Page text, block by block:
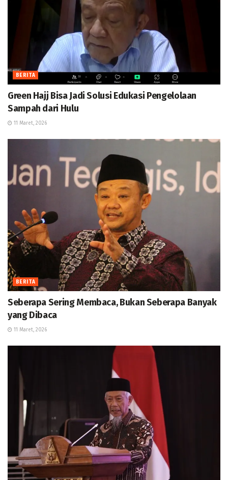
BERITA
Green Hajj Bisa Jadi Solusi Edukasi Pengelolaan
Sampah dari Hulu
11 Maret, 2026
BERITA
Seberapa Sering Membaca, Bukan Seberapa Banyak
yang Dibaca
11 Maret, 2026